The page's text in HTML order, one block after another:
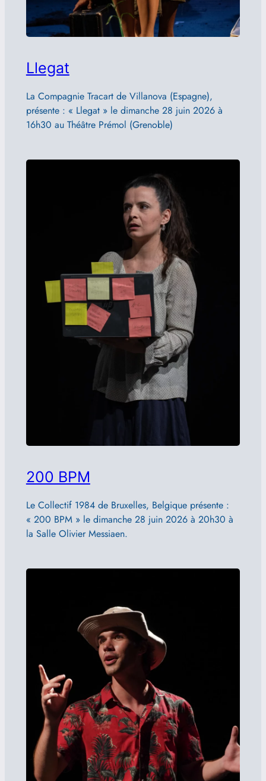
Llegat
La Compagnie Tracart de Villanova (Espagne),
présente : « Llegat » le dimanche 28 juin 2026 à
16h30 au Théâtre Prémol (Grenoble)
200 BPM
Le Collectif 1984 de Bruxelles, Belgique présente :
« 200 BPM » le dimanche 28 juin 2026 à 20h30 à
la Salle Olivier Messiaen.